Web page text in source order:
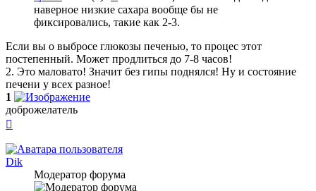
наверное низкие сахара вообще бы не
фиксировались, такие как 2-3.
Если вы о выбросе глюкозы печенью, то процес этот
постепенный. Может продлиться до 7-8 часов!
2. Это маловато! Значит без гипы поднялся! Ну и состояние
печени у всех разное!
1
доброжелатель
началу
Dik
Модератор форума